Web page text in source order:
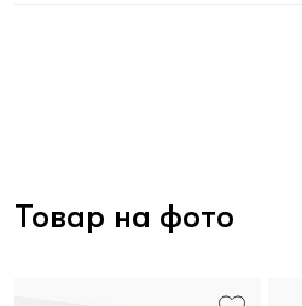
Товар на фото